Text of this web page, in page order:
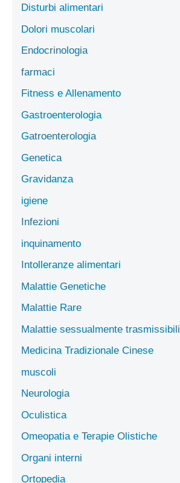
Disturbi alimentari
Dolori muscolari
Endocrinologia
farmaci
Fitness e Allenamento
Gastroenterologia
Gatroenterologia
Genetica
Gravidanza
igiene
Infezioni
inquinamento
Intolleranze alimentari
Malattie Genetiche
Malattie Rare
Malattie sessualmente trasmissibili
Medicina Tradizionale Cinese
muscoli
Neurologia
Oculistica
Omeopatia e Terapie Olistiche
Organi interni
Ortopedia